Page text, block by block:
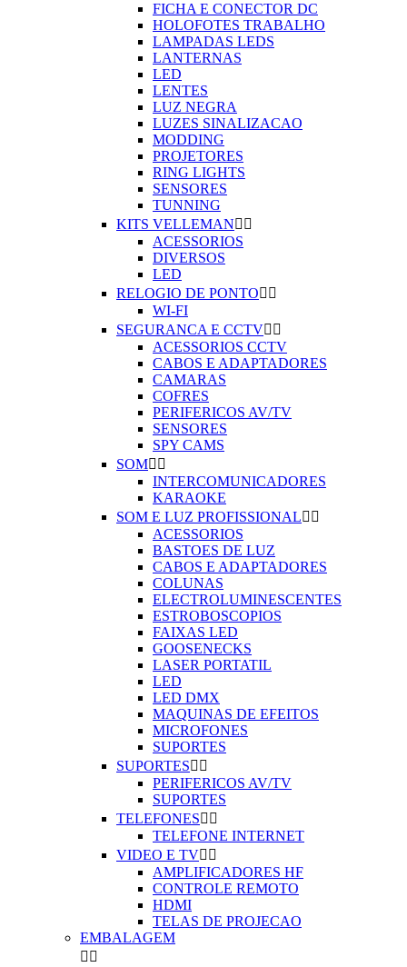
FICHA E CONECTOR DC
HOLOFOTES TRABALHO
LAMPADAS LEDS
LANTERNAS
LED
LENTES
LUZ NEGRA
LUZES SINALIZACAO
MODDING
PROJETORES
RING LIGHTS
SENSORES
TUNNING
KITS VELLEMAN 
ACESSORIOS
DIVERSOS
LED
RELOGIO DE PONTO 
WI-FI
SEGURANCA E CCTV 
ACESSORIOS CCTV
CABOS E ADAPTADORES
CAMARAS
COFRES
PERIFERICOS AV/TV
SENSORES
SPY CAMS
SOM 
INTERCOMUNICADORES
KARAOKE
SOM E LUZ PROFISSIONAL 
ACESSORIOS
BASTOES DE LUZ
CABOS E ADAPTADORES
COLUNAS
ELECTROLUMINESCENTES
ESTROBOSCOPIOS
FAIXAS LED
GOOSENECKS
LASER PORTATIL
LED
LED DMX
MAQUINAS DE EFEITOS
MICROFONES
SUPORTES
SUPORTES 
PERIFERICOS AV/TV
SUPORTES
TELEFONES 
TELEFONE INTERNET
VIDEO E TV 
AMPLIFICADORES HF
CONTROLE REMOTO
HDMI
TELAS DE PROJECAO
EMBALAGEM
 